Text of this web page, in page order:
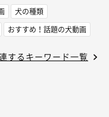
犬の種類
おすすめ！話題の犬動画
するキーワード一覧